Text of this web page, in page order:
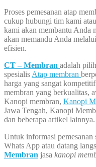
Proses pemesanan atap
cukup hubungi tim kami
kami akan membantu Anda
akan memandu Anda
efisien.
CT – Membran adalah
spesialis Atap membran
harga yang sangat
membran yang berkualitas,
Kanopi membran, Kanopi
Jawa Tengah, Kanopi
dan beberapa artikel lainnya.
Untuk informasi
Whats App atau datang
Membran jasa kanopi